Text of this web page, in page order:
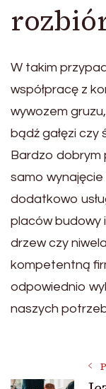
W takim
współpracę z
wywozem
bądź gałęzi czy
Bardzo dobrym
samo
dodatkowo
placów budowy
drzew czy
kompetentną
odpowiednio
naszych